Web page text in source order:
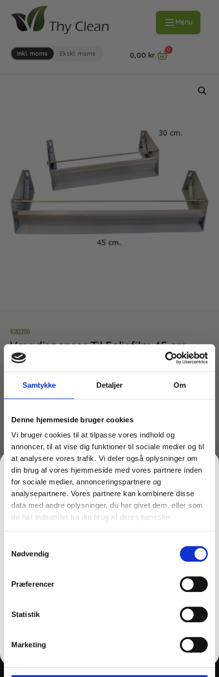
Samtykke Detaljer Om
Denne hjemmeside bruger cookies
Vi bruger cookies til at tilpasse vores indhold og
annoncer, til at vise dig funktioner til sociale medier og til
at analysere vores trafik. Vi deler også oplysninger om
din brug af vores hjemmeside med vores partnere inden
for sociale medier, annonceringspartnere og
analysepartnere. Vores partnere kan kombinere disse
data med andre oplysninger, du har givet dem, eller som
de har indsamlet fra din brug af deres tjenester.
Nødvendig
Præferencer
Statistik
Marketing
Menu
Inkl. moms Ekskl. moms 0,00 kr.
0
TC82290
Vægdispenser Til Foliefilm 45 cm.
199,00kr. inkl. moms
159,20 kr. ekskl. moms
Lagervare til omgående levering
Vægdispenser med savklinge. Passer til alle folietyper
med paprør (Hylse) på 45 cm.
Anvendes i fx storkøkkener eller større husholdninger.
produkter:
+45 2169 5655
FÅ 10% PÅ DIN FØRSTE ORDRE